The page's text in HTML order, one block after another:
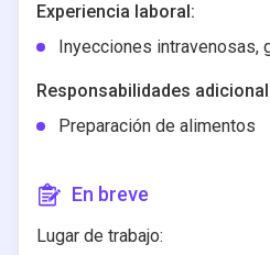
Experiencia laboral:
Inyecciones intravenosas,
Responsabilidades
Preparación de alimentos
En breve
Lugar de trabajo: